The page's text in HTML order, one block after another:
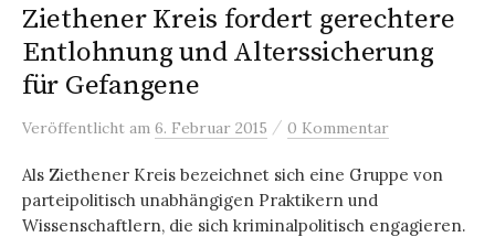
Ziethener Kreis fordert gerechtere
Entlohnung und Alterssicherung
für Gefangene
Veröffentlicht am 6. Februar 2015 / 0 Kommentar
Als Ziethener Kreis bezeichnet sich eine Gruppe von
parteipolitisch unabhängigen Praktikern und
Wissenschaftlern, die sich kriminalpolitisch engagieren.